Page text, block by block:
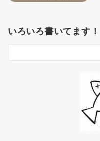
いろいろ書いてます！